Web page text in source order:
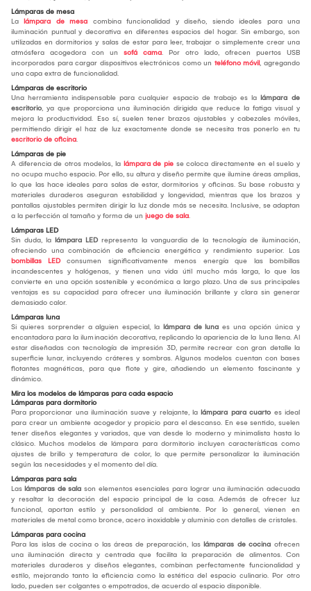
Lámparas de mesa
La lámpara de mesa combina funcionalidad y diseño, siendo ideales para una
iluminación puntual y decorativa en diferentes espacios del hogar. Sin embargo, son
utilizadas en dormitorios y salas de estar para leer, trabajar o simplemente crear una
atmósfera acogedora con un sofá cama. Por otro lado, ofrecen puertos USB
incorporados para cargar dispositivos electrónicos como un teléfono móvil, agregando
una capa extra de funcionalidad.
Lámparas de escritorio
Una herramienta indispensable para cualquier espacio de trabajo es la lámpara de
escritorio, ya que proporciona una iluminación dirigida que reduce la fatiga visual y
mejora la productividad. Eso sí, suelen tener brazos ajustables y cabezales móviles,
permitiendo dirigir el haz de luz exactamente donde se necesita tras ponerlo en tu
escritorio de oficina.
Lámparas de pie
A diferencia de otros modelos, la lámpara de pie se coloca directamente en el suelo y
no ocupa mucho espacio. Por ello, su altura y diseño permite que ilumine áreas amplias,
lo que las hace ideales para salas de estar, dormitorios y oficinas. Su base robusta y
materiales duraderos aseguran estabilidad y longevidad, mientras que los brazos y
pantallas ajustables permiten dirigir la luz donde más se necesita. Inclusive, se adaptan
a la perfección al tamaño y forma de un juego de sala.
Lámparas LED
Sin duda, la lámpara LED representa la vanguardia de la tecnología de iluminación,
ofreciendo una combinación de eficiencia energética y rendimiento superior. Las
bombillas LEDconsumen significativamente menos energía que las bombillas
incandescentes y halógenas, y tienen una vida útil mucho más larga, lo que las
convierte en una opción sostenible y económica a largo plazo. Una de sus principales
ventajas es su capacidad para ofrecer una iluminación brillante y clara sin generar
demasiado calor.
Lámparas luna
Si quieres sorprender a alguien especial, la lámpara de luna es una opción única y
encantadora para la iluminación decorativa, replicando la apariencia de la luna llena. Al
estar diseñadas con tecnología de impresión 3D, permite recrear con gran detalle la
superficie lunar, incluyendo cráteres y sombras. Algunos modelos cuentan con bases
flotantes magnéticas, para que flote y gire, añadiendo un elemento fascinante y
dinámico.
Mira los modelos de lámparas para cada espacio
Lámparas para dormitorio
Para proporcionar una iluminación suave y relajante, la lámpara para cuarto es ideal
para crear un ambiente acogedor y propicio para el descanso. En ese sentido, suelen
tener diseños elegantes y variados, que van desde lo moderno y minimalista hasta lo
clásico. Muchos modelos de lámpara para dormitorio incluyen características como
ajustes de brillo y temperatura de color, lo que permite personalizar la iluminación
según las necesidades y el momento del día.
Lámparas para sala
Las lámparas de sala son elementos esenciales para lograr una iluminación adecuada
y resaltar la decoración del espacio principal de la casa. Además de ofrecer luz
funcional, aportan estilo y personalidad al ambiente. Por lo general, vienen en
materiales de metal como bronce, acero inoxidable y aluminio con detalles de cristales.
Lámparas para cocina
Para las islas de cocina o las áreas de preparación, las lámparas de cocina ofrecen
una iluminación directa y centrada que facilita la preparación de alimentos. Con
materiales duraderos y diseños elegantes, combinan perfectamente funcionalidad y
estilo, mejorando tanto la eficiencia como la estética del espacio culinario. Por otro
lado, pueden ser colgantes o empotrados, de acuerdo al espacio disponible.